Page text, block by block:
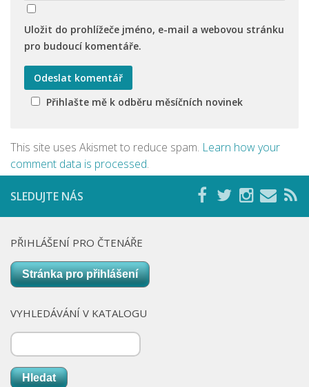
Uložit do prohlížeče jméno, e-mail a webovou stránku
pro budoucí komentáře.
Přihlašte mě k odběru měsíčních novinek
This site uses Akismet to reduce spam. Learn how your
comment data is processed.
SLEDUJTE NÁS
PŘIHLÁŠENÍ PRO ČTENÁŘE
Stránka pro přihlášení
VYHLEDÁVÁNÍ V KATALOGU
Hledat